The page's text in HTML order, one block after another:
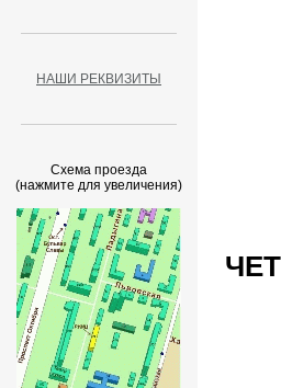
НАШИ РЕКВИЗИТЫ
Схема проезда
(нажмите для увеличения)